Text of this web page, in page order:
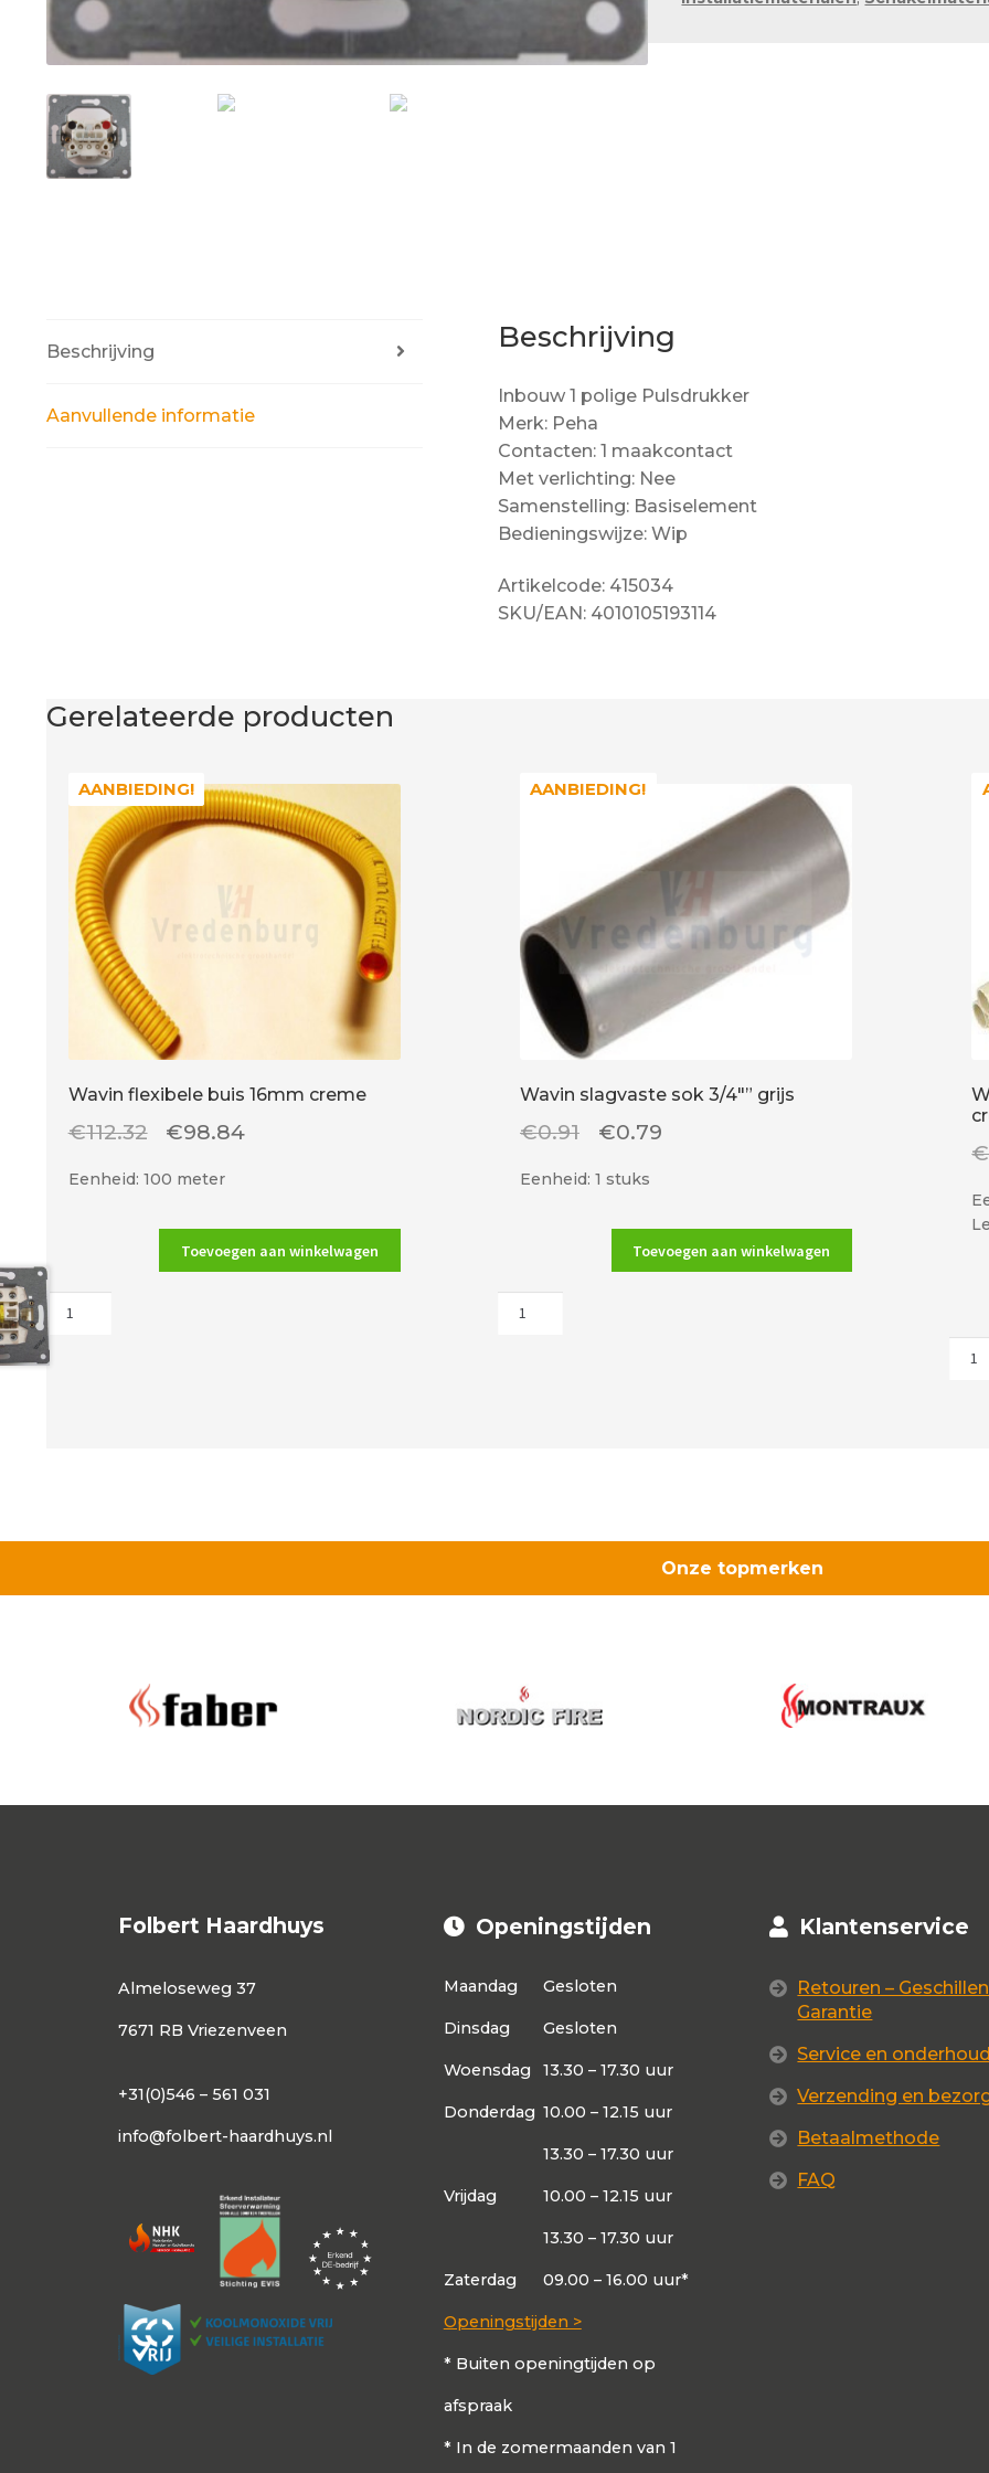
aantal
Beschrijving
Aanvullende informatie
Beschrijving
Inbouw 1 polige Pulsdrukker
Merk: Peha
Contacten: 1 maakcontact
Met verlichting: Nee
Samenstelling: Basiselement
Bedieningswijze: Wip
Artikelcode: 415034
SKU/EAN: 4010105193114
Gerelateerde producten
AANBIEDING!
Wavin flexibele buis 16mm creme
AANBIEDING!
€112.32
Oorspronkelijke
€112.32.
€98.84Huidige
€98.84.
Eenheid: 100 meter
Wavin
flexibele
buis
Toevoegen aan winkelwagen
AANBIEDING!
Wavin slagvaste sok 3/4″” grijs
AANBIEDING!
€0.91
Oorspronkelijke
€0.91.
€0.79Huidige
€0.79.
Eenheid: 1 stuks
Toevoegen aan winkelwagen
€
Onze topmerken
Folbert Haardhuys
Almeloseweg 37
7671 RB Vriezenveen
+31(0)546 – 561 031
info@folbert-haardhuys.nl
Openingstijden
Maandag Gesloten
Dinsdag Gesloten
Woensdag 13.30 – 17.30 uur
Donderdag 10.00 – 12.15 uur
13.30 – 17.30 uur
Vrijdag 10.00 – 12.15 uur
13.30 – 17.30 uur
Zaterdag 09.00 – 16.00 uur*
Openingstijden >
* Buiten openingtijden op
afspraak
* In de zomermaanden van 1
Klantenservice
Retouren –
Garantie
Service en onderhoud
Verzending en
Betaalmethode
FAQ